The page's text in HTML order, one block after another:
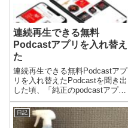
連続再生できる無料
Podcastアプリを入れ替え
た
連続再生できる無料Podcastアプ
リを入れ替えたPodcastを聞き出
した頃、「純正のpodcastアプリ
では、最新の100エピソードしか
聞けない。」と聞いたので、
Castboxというアプリを使ってい
日記